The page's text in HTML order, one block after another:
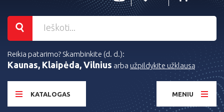
Reikia patarimo? Skambinkite (d. d.):
Kaunas, Klaipėda, Vilnius arba užpildykite užklausą
KATALOGAS MENIU